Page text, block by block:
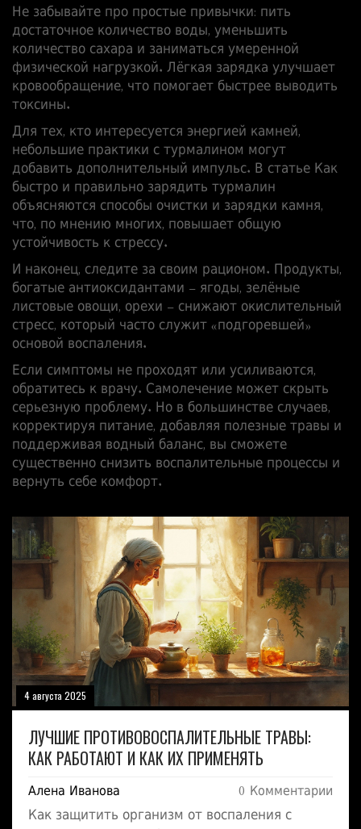
Не забывайте про простые привычки: пить
достаточное количество воды, уменьшить
количество сахара и заниматься умеренной
физической нагрузкой. Лёгкая зарядка улучшает
кровообращение, что помогает быстрее выводить
токсины.
Для тех, кто интересуется энергией камней,
небольшие практики с турмалином могут
добавить дополнительный импульс. В статье Как
быстро и правильно зарядить турмалин
объясняются способы очистки и зарядки камня,
что, по мнению многих, повышает общую
устойчивость к стрессу.
И наконец, следите за своим рационом. Продукты,
богатые антиоксидантами – ягоды, зелёные
листовые овощи, орехи – снижают окислительный
стресс, который часто служит «подгоревшей»
основой воспаления.
Если симптомы не проходят или усиливаются,
обратитесь к врачу. Самолечение может скрыть
серьезную проблему. Но в большинстве случаев,
корректируя питание, добавляя полезные травы и
поддерживая водный баланс, вы сможете
существенно снизить воспалительные процессы и
вернуть себе комфорт.
4 августа 2025
ЛУЧШИЕ ПРОТИВОВОСПАЛИТЕЛЬНЫЕ ТРАВЫ:
КАК РАБОТАЮТ И КАК ИХ ПРИМЕНЯТЬ
Алена Иванова 0 Комментарии
Как защитить организм от воспаления с